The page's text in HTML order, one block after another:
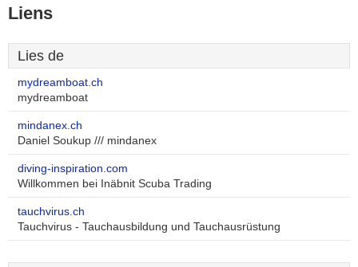
Liens
Lies de
mydreamboat.ch
mydreamboat
mindanex.ch
Daniel Soukup /// mindanex
diving-inspiration.com
Willkommen bei Inäbnit Scuba Trading
tauchvirus.ch
Tauchvirus - Tauchausbildung und Tauchausrüstung